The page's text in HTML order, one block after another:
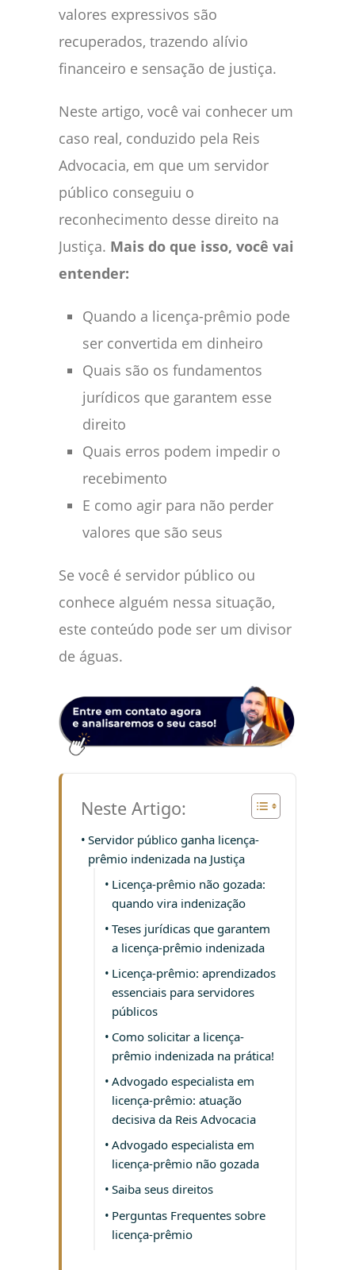
valores expressivos são
recuperados, trazendo alívio
financeiro e sensação de justiça.
Neste artigo, você vai conhecer um
caso real, conduzido pela Reis
Advocacia, em que um servidor
público conseguiu o
reconhecimento desse direito na
Justiça. Mais do que isso, você vai
entender:
Quando a licença-prêmio pode
ser convertida em dinheiro
Quais são os fundamentos
jurídicos que garantem esse
direito
Quais erros podem impedir o
recebimento
E como agir para não perder
valores que são seus
Se você é servidor público ou
conhece alguém nessa situação,
este conteúdo pode ser um divisor
de águas.
Neste Artigo:
Servidor público ganha licença-
prêmio indenizada na Justiça
Licença-prêmio não gozada:
quando vira indenização
Teses jurídicas que garantem
a licença-prêmio indenizada
Licença-prêmio: aprendizados
essenciais para servidores
públicos
Como solicitar a licença-
prêmio indenizada na prática!
Advogado especialista em
licença-prêmio: atuação
decisiva da Reis Advocacia
Advogado especialista em
licença-prêmio não gozada
Saiba seus direitos
Perguntas Frequentes sobre
licença-prêmio